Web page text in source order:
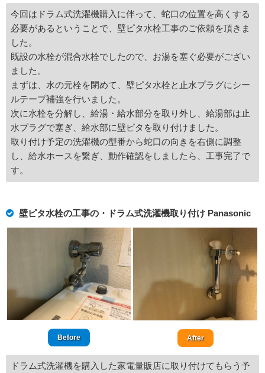
今回はドラム式洗濯機購入に伴って、蛇口の位置を高くする
必要があるということで、壁ピタ水栓工事のご依頼を頂きま
した。
既設の水栓が混合水栓でしたので、お湯を塞ぐ必要がござい
ました。
まずは、水の元栓を閉めて、壁ピタ水栓と止水プラグにシー
ルテープ補強を行いました。
次に水栓を分解し、給湯・給水部分を取り外し、給湯部は止
水プラグで塞ぎ、給水部に壁ピタを取り付けました。
取り付け予定の洗濯機の型番から蛇口の向きを右側に調整
し、給水ホースを繋ぎ、動作確認をしましたら、工事完了で
す。
壁ピタ水栓の工事の・ドラム式洗濯機取り付け Panasonic
Before After
ドラム式洗濯機を購入した家電量販店に取り付けてもらう予